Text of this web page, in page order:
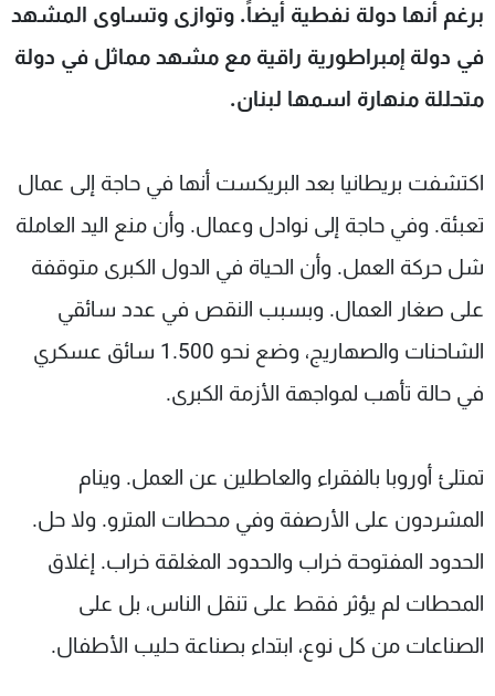
برغم أنها دولة نفطية أيضاً. وتوازى وتساوى المشهد
في دولة إمبراطورية راقية مع مشهد مماثل في دولة
متحللة منهارة اسمها لبنان.
اكتشفت بريطانيا بعد البريكست أنها في حاجة إلى عمال
تعبئة. وفي حاجة إلى نوادل وعمال. وأن منع اليد العاملة
شل حركة العمل. وأن الحياة في الدول الكبرى متوقفة
على صغار العمال. وبسبب النقص في عدد سائقي
الشاحنات والصهاريج، وضع نحو 1.500 سائق عسكري
في حالة تأهب لمواجهة الأزمة الكبرى.
تمتلئ أوروبا بالفقراء والعاطلين عن العمل. وينام
المشردون على الأرصفة وفي محطات المترو. ولا حل.
الحدود المفتوحة خراب والحدود المغلقة خراب. إغلاق
المحطات لم يؤثر فقط على تنقل الناس، بل على
الصناعات من كل نوع، ابتداء بصناعة حليب الأطفال.